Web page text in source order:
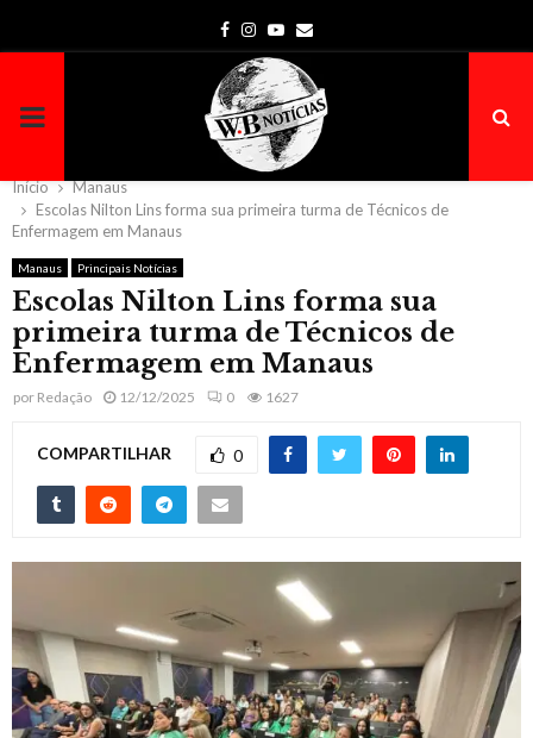
Facebook
Instagram
Youtube
Email
PRIMARY
MENU
Início
Manaus
Escolas Nilton Lins forma sua primeira turma de Técnicos de
Enfermagem em Manaus
Manaus Principais Notícias
Escolas Nilton Lins forma sua
primeira turma de Técnicos de
Enfermagem em Manaus
por Redação 12/12/2025 0 1627
COMPARTILHAR 0